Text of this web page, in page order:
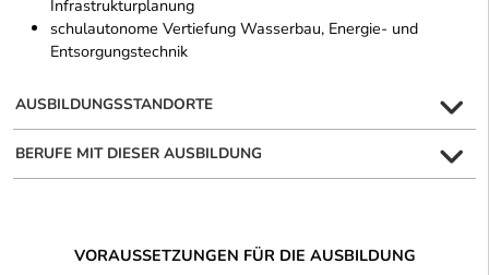
Infrastrukturplanung
schulautonome Vertiefung Wasserbau, Energie- und
Entsorgungstechnik
AUSBILDUNGSSTANDORTE
BERUFE MIT DIESER AUSBILDUNG
VORAUSSETZUNGEN FÜR DIE AUSBILDUNG